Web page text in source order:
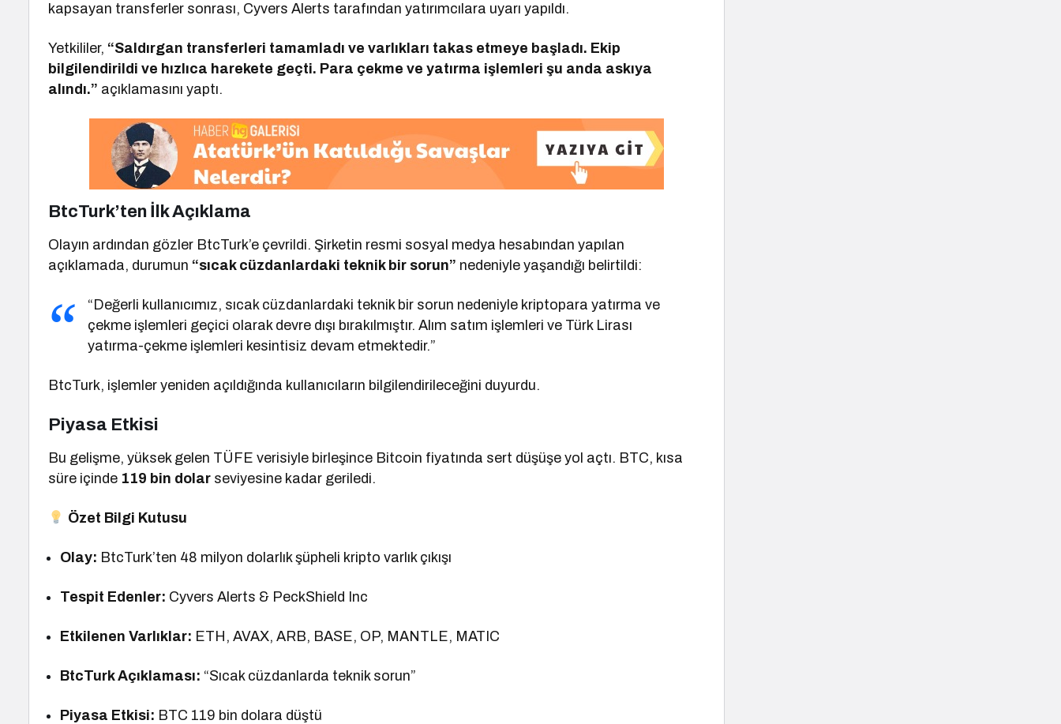
kapsayan transferler sonrası, Cyvers Alerts tarafından yatırımcılara uyarı yapıldı.
Yetkililer, “Saldırgan transferleri tamamladı ve varlıkları takas etmeye başladı. Ekip
bilgilendirildi ve hızlıca harekete geçti. Para çekme ve yatırma işlemleri şu anda askıya
alındı.” açıklamasını yaptı.
BtcTurk’ten İlk Açıklama
Olayın ardından gözler BtcTurk’e çevrildi. Şirketin resmi sosyal medya hesabından yapılan
açıklamada, durumun “sıcak cüzdanlardaki teknik bir sorun” nedeniyle yaşandığı belirtildi:
“Değerli kullanıcımız, sıcak cüzdanlardaki teknik bir sorun nedeniyle kriptopara yatırma ve
çekme işlemleri geçici olarak devre dışı bırakılmıştır. Alım satım işlemleri ve Türk Lirası
yatırma-çekme işlemleri kesintisiz devam etmektedir.”
BtcTurk, işlemler yeniden açıldığında kullanıcıların bilgilendirileceğini duyurdu.
Piyasa Etkisi
Bu gelişme, yüksek gelen TÜFE verisiyle birleşince Bitcoin fiyatında sert düşüşe yol açtı. BTC, kısa
süre içinde 119 bin dolar seviyesine kadar geriledi.
Özet Bilgi Kutusu
Olay: BtcTurk’ten 48 milyon dolarlık şüpheli kripto varlık çıkışı
Tespit Edenler: Cyvers Alerts & PeckShield Inc
Etkilenen Varlıklar: ETH, AVAX, ARB, BASE, OP, MANTLE, MATIC
BtcTurk Açıklaması: “Sıcak cüzdanlarda teknik sorun”
Piyasa Etkisi: BTC 119 bin dolara düştü